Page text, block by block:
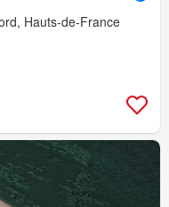
Hauts-de-France